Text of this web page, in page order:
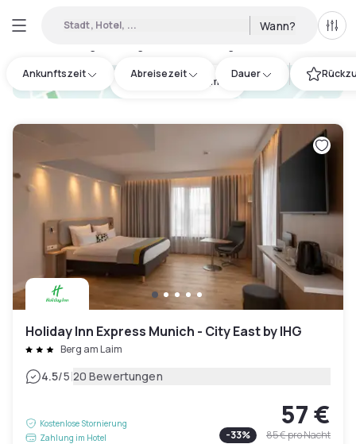
Stadt, Hotel, ... Wann? Alle
Ankunftszeit Abreisezeit Dauer
hotel.cta.view_map
Holiday Inn Express Munich - City East by IHG
Berg am Laim
4.5/5|20 Bewertungen
Kostenlose Stornierung
Zahlung im Hotel
57 €
-33% 85 €pro Nacht